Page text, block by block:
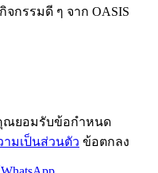
กรรมดี ๆ จาก OASIS
ณยอมรับข้อกำหนด
ามเป็นส่วนตัว ข้อตกลง